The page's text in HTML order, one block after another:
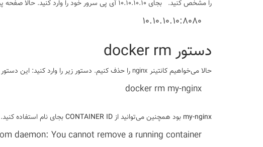
را مشخص کنید.
10.10.10.10:8080
بجای 10.10.10.10 آی پی سرور خود را وارد کنید. حالا صفحه پیش فرض خوش آمدگویی nginx برای شما به نمایش در می‌آید.
دستور docker rm
حالا می‌خواهیم کانتینر nginx را حذف کنیم. دستور زیر را وارد کنید:
docker rm my-nginx
این دستور
my-nginx بود همچنین می‌توانید ازCONTAINER IDبجای نام استفاده کنید.
daemon: You cannot remove a running container…